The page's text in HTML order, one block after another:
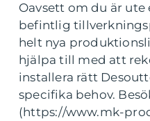
Oavsett om du är
befintlig
helt nya
hjälpa till med att
installera rätt
specifika behov.
(https://www.mk-